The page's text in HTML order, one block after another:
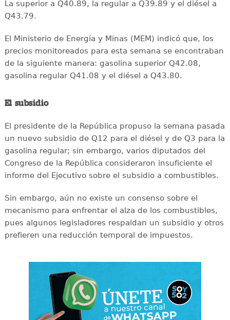
La superior a Q40.89, la regular a Q39.89 y el diésel a
Q43.79.
El Ministerio de Energía y Minas (MEM) indicó que, los
precios monitoreados para esta semana se encontraban
de la siguiente manera: gasolina superior Q42.08,
gasolina regular Q41.08 y el diésel a Q43.80.
El subsidio
El presidente de la República propuso la semana pasada
un nuevo subsidio de Q12 para el diésel y de Q3 para la
gasolina regular; sin embargo, varios diputados del
Congreso de la República consideraron insuficiente el
informe del Ejecutivo sobre el subsidio a combustibles.
Sin embargo, aún no existe un consenso sobre el
mecanismo para enfrentar el alza de los combustibles,
pues algunos legisladores respaldan un subsidio y otros
prefieren una reducción temporal de impuestos.